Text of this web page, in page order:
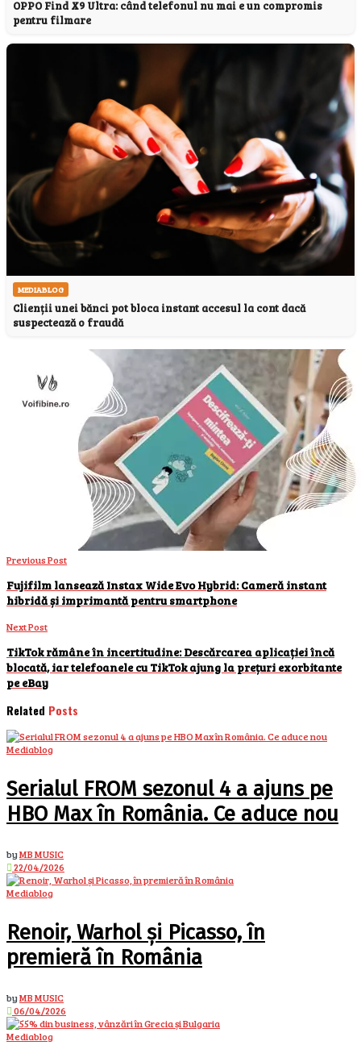
OPPO Find X9 Ultra: când telefonul nu mai e un compromis
pentru filmare
MEDIABLOG
Clienții unei bănci pot bloca instant accesul la cont dacă
suspectează o fraudă
Previous Post
Fujifilm lansează Instax Wide Evo Hybrid: Cameră instant
hibridă și imprimantă pentru smartphone
Next Post
TikTok rămâne în incertitudine: Descărcarea aplicației încă
blocată, iar telefoanele cu TikTok ajung la prețuri exorbitante
pe eBay
Related Posts
Mediablog
Serialul FROM sezonul 4 a ajuns pe
HBO Max în România. Ce aduce nou
byMB MUSIC
22/04/2026
Mediablog
Renoir, Warhol și Picasso, în
premieră în România
byMB MUSIC
06/04/2026
Mediablog